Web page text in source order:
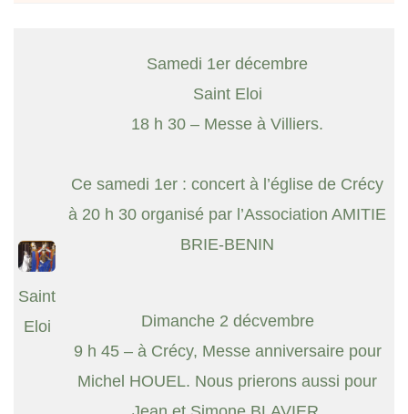
Saint
Eloi
Samedi 1er décembre
Saint Eloi
18 h 30 – Messe à Villiers.
Ce samedi 1er : concert à l’église de Crécy
à 20 h 30 organisé par l’Association AMITIE
BRIE-BENIN
Dimanche 2 décvembre
9 h 45 – à Crécy, Messe anniversaire pour
Michel HOUEL. Nous prierons aussi pour